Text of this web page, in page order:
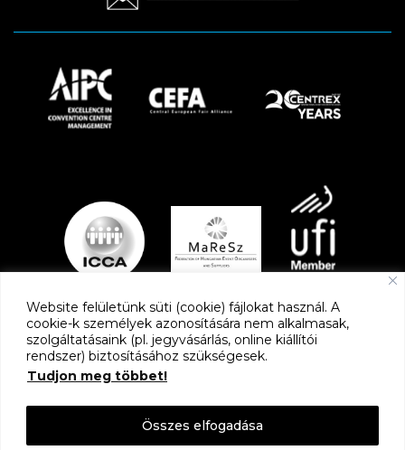
Website felületünk süti (cookie) fájlokat használ. A
cookie-k személyek azonosítására nem alkalmasak,
szolgáltatásaink (pl. jegyvásárlás, online kiállítói
rendszer) biztosításához szükségesek.
Tudjon meg többet!
Összes elfogadása
PARTNEREK